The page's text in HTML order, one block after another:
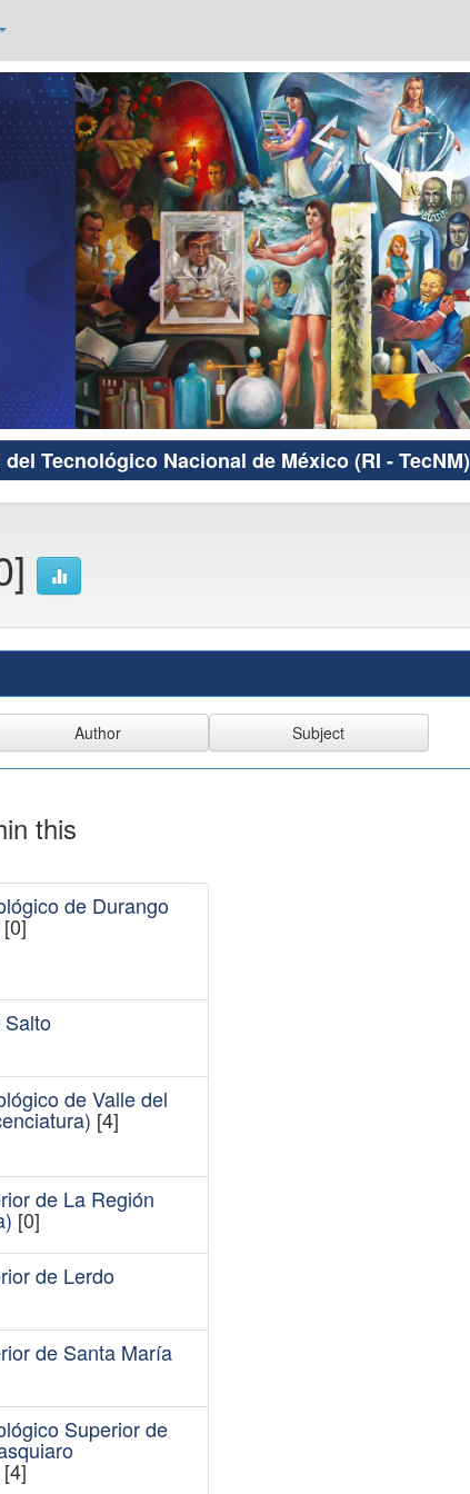
Tecnológico Nacional de México (RI - TecNM)
this
de Durango
[0]
Salto
de Valle del
[4]
de La Región
[0]
de Lerdo
de Santa María
Superior de
[4]